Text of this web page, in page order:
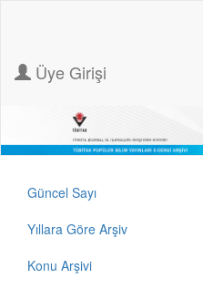
Üye Girişi
Güncel Sayı
Yıllara Göre Arşiv
Konu Arşivi